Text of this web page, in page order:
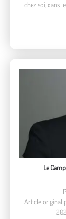
chez soi, dans
Le
Article original